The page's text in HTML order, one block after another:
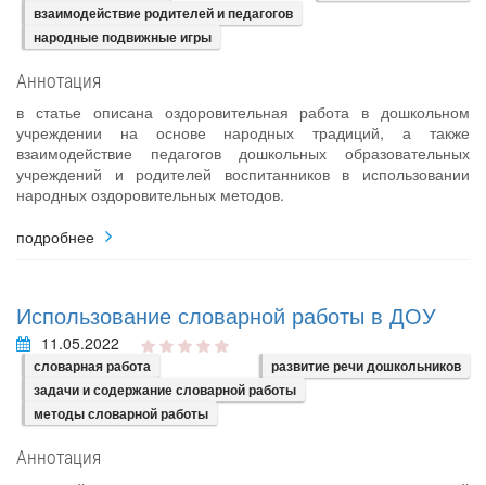
взаимодействие родителей и педагогов
народные подвижные игры
Аннотация
в статье описана оздоровительная работа в дошкольном
учреждении на основе народных традиций, а также
взаимодействие педагогов дошкольных образовательных
учреждений и родителей воспитанников в использовании
народных оздоровительных методов.
подробнее
Использование словарной работы в ДОУ
11.05.2022
словарная работа
развитие речи дошкольников
задачи и содержание словарной работы
методы словарной работы
Аннотация